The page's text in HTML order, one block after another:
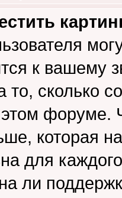
к вашему
то, сколько
форуме.
которая
для
ли